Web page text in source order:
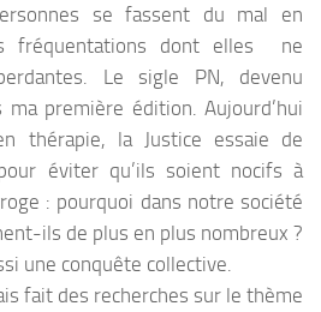
se fassent du mal en
fréquentations dont elles ne
Le sigle PN, devenu
ma première édition. Aujourd’hui
thérapie, la Justice essaie de
éviter qu’ils soient nocifs à
: pourquoi dans notre société
ils de plus en plus nombreux ?
une conquête collective.
fait des recherches sur le thème